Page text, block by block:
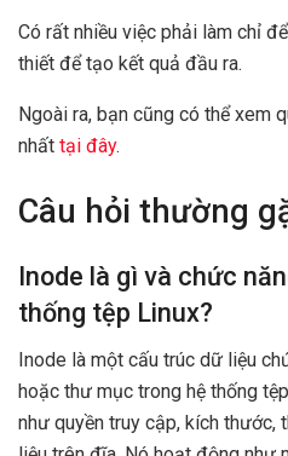
Có rất nhiều việc phải làm chỉ
thiết để tạo kết quả đầu ra.
Ngoài ra, bạn cũng có thể xem
nhất tại đây.
Câu hỏi thường
Inode là gì và chức
thống tệp Linux?
Inode là một cấu trúc dữ liệu
hoặc thư mục trong hệ thống
như quyền truy cập, kích